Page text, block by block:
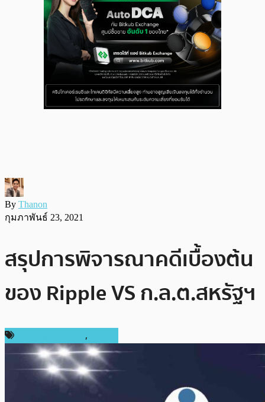
By Thanon
กุมภาพันธ์ 23, 2021
สรุปการพิจารณาคดีเบื้องต้น
ของ Ripple VS ก.ล.ต.สหรัฐฯ
,